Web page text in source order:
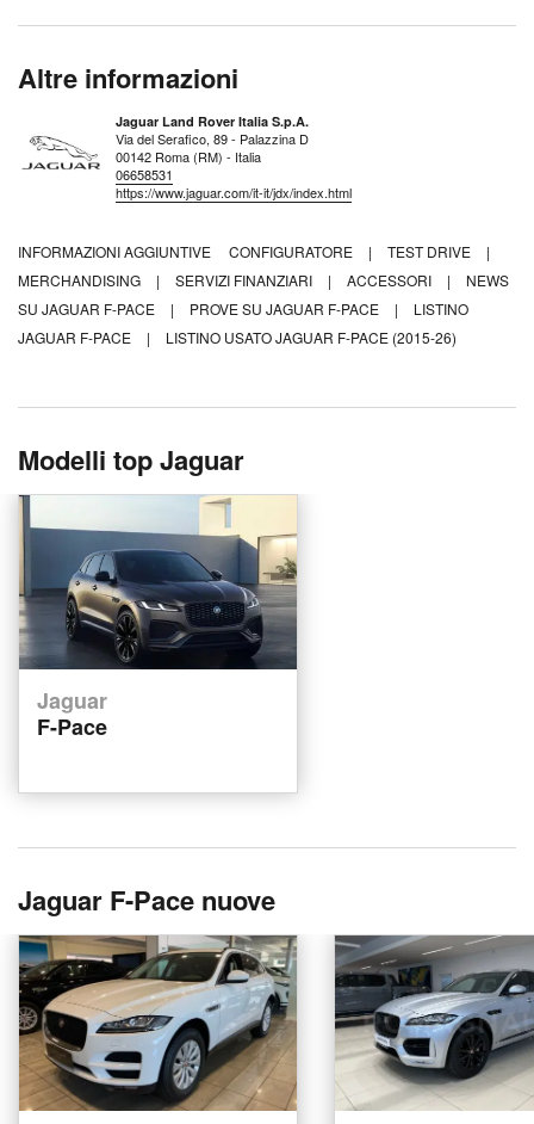
Altre informazioni
Jaguar Land Rover Italia S.p.A.
Via del Serafico, 89 - Palazzina D
00142 Roma (RM) - Italia
06658531
https://www.jaguar.com/it-it/jdx/index.html
INFORMAZIONI AGGIUNTIVE CONFIGURATORE | TEST DRIVE
|
MERCHANDISING
| SERVIZI FINANZIARI | ACCESSORI |
NEWS
SU JAGUAR F-PACE
| PROVE SU JAGUAR F-PACE |
LISTINO
JAGUAR F-PACE
| LISTINO USATO JAGUAR F-PACE (2015-26)
Modelli top Jaguar
Jaguar
F-Pace
Jaguar F-Pace nuove